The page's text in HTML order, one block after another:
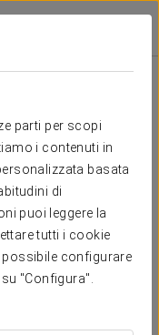
parti per scopi
i contenuti in
basata
di
puoi leggere la
tutti i cookie
possibile configurare
"Configura".